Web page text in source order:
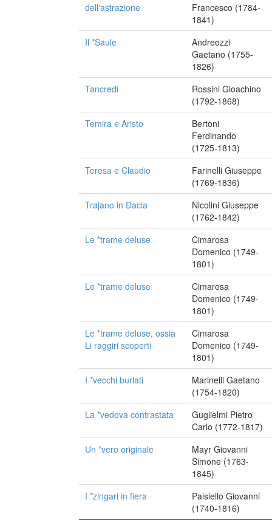
dell'astrazione
Francesco (1784-
1841)
Il *Saule
Andreozzi
Gaetano (1755-
1826)
Tancredi
Rossini Gioachino
(1792-1868)
Temira e Aristo
Bertoni
Ferdinando
(1725-1813)
Teresa e Claudio
Farinelli Giuseppe
(1769-1836)
Trajano in Dacia
Nicolini Giuseppe
(1762-1842)
Le *trame deluse
Cimarosa
Domenico (1749-
1801)
Le *trame deluse
Cimarosa
Domenico (1749-
1801)
Le *trame deluse, ossia
Li raggiri scoperti
Cimarosa
Domenico (1749-
1801)
I *vecchi burlati
Marinelli Gaetano
(1754-1820)
La *vedova contrastata
Guglielmi Pietro
Carlo (1772-1817)
Un *vero originale
Mayr Giovanni
Simone (1763-
1845)
I *zingari in fiera
Paisiello Giovanni
(1740-1816)